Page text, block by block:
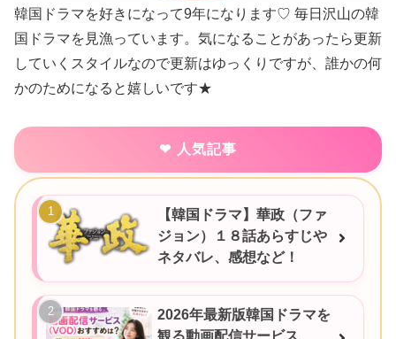
韓国ドラマを好きになって9年になります♡ 毎日沢山の韓
国ドラマを見漁っています。気になることがあったら更新
していくスタイルなので更新はゆっくりですが、誰かの何
かのためになると嬉しいです★
人気記事
【韓国ドラマ】華政（ファ
ジョン）１８話あらすじや
ネタバレ、感想など！
2026年最新版韓国ドラマを
観る動画配信サービス